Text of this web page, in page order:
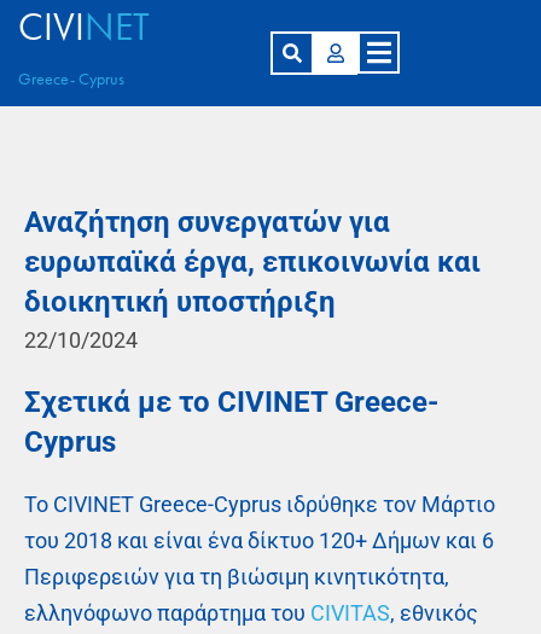
CIVINET
Greece- Cyprus
Αναζήτηση συνεργατών για
ευρωπαϊκά έργα, επικοινωνία και
διοικητική υποστήριξη
22/10/2024
Σχετικά με το CIVINET Greece-
Cyprus
Το CIVINET Greece-Cyprus ιδρύθηκε τον Μάρτιο
του 2018 και είναι ένα δίκτυο 120+ Δήμων και 6
Περιφερειών για τη βιώσιμη κινητικότητα,
ελληνόφωνο παράρτημα του CIVITAS, εθνικός